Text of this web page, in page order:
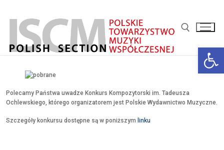
Polecamy Państwa uwadze Konkurs Kompozytorski im. Tadeusza
Ochlewskiego, którego organizatorem jest Polskie Wydawnictwo Muzyczne.
Szczegóły konkursu dostępne są w poniższym linku